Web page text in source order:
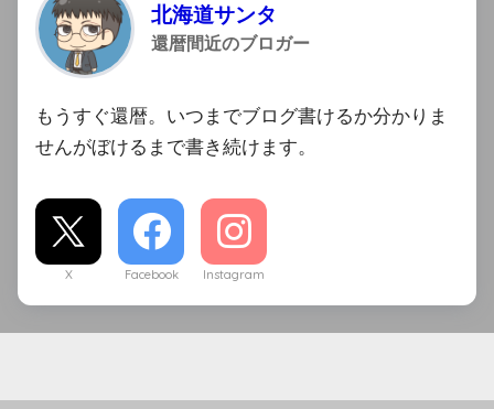
北海道サンタ
還暦間近のブロガー
もうすぐ還暦。いつまでブログ書けるか分かりま
せんがぼけるまで書き続けます。
X Facebook Instagram